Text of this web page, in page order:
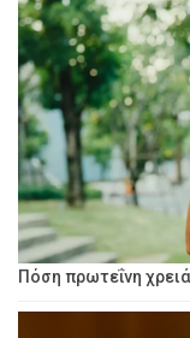
Πόση πρωτεΐνη